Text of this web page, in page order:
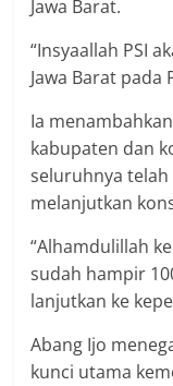
Jawa Barat.
“Insyaallah PSI
Jawa Barat pada
Ia
kabupaten dan
seluruhnya telah
melanjutkan
“Alhamdulillah
sudah hampir
lanjutkan ke
Abang Ijo
kunci utama